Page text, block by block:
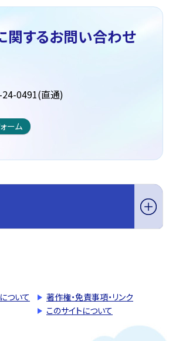
関するお問い合わせ
0491(直通)
ーム
ついて
著作権・免責事項・リンク
このサイトについて